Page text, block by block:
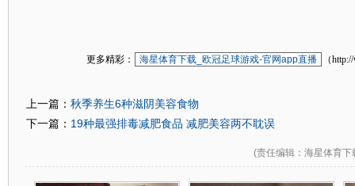
更多精彩： 海星体育下载_欧冠足球游戏-官网app直播 （
上一篇： 秋季养生6种滋阴美容食物
下一篇： 19种最强排毒减肥食品 减肥美容两不耽误
(责任编辑 ：海星体育